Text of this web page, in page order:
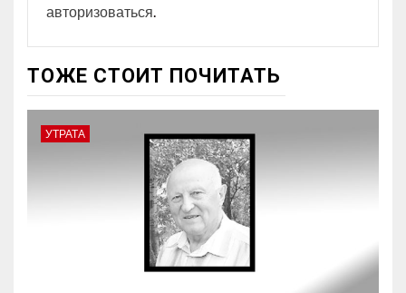
авторизоваться.
ТОЖЕ СТОИТ ПОЧИТАТЬ
УТРАТА